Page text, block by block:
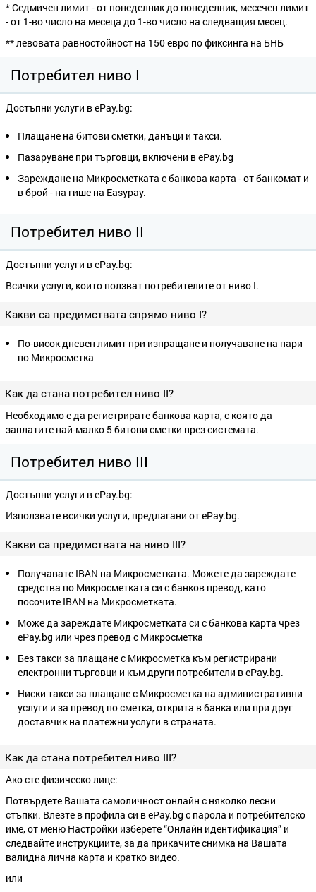
* Седмичен лимит - от понеделник до понеделник, месечен лимит
- от 1-во число на месеца до 1-во число на следващия месец.
** левовата равностойност на 150 евро по фиксинга на БНБ
Потребител ниво I
Достъпни услуги в ePay.bg:
Плащане на битови сметки, данъци и такси.
Пазаруване при търговци, включени в ePay.bg
Зареждане на Микросметката с банкова карта - от банкомат и
в брой - на гише на Easypay.
Потребител ниво II
Достъпни услуги в ePay.bg:
Всички услуги, които ползват потребителите от ниво I.
Какви са предимствата спрямо ниво I?
По-висок дневен лимит при изпращане и получаване на пари
по Микросметка
Как да стана потребител ниво II?
Необходимо е да регистрирате банкова карта, с която да
заплатите най-малко 5 битови сметки през системата.
Потребител ниво III
Достъпни услуги в ePay.bg:
Използвате всички услуги, предлагани от ePay.bg.
Какви са предимствата на ниво III?
Получавате IBAN на Микросметката. Можете да зареждате
средства по Микросметката си с банков превод, като
посочите IBAN на Микросметката.
Може да зареждате Микросметката си с банкова карта чрез
еPay.bg или чрез превод с Микросметка
Без такси за плащане с Микросметка към регистрирани
електронни търговци и към други потребители в ePay.bg.
Ниски такси за плащане с Микросметка на административни
услуги и за превод по сметка, открита в банка или при друг
доставчик на платежни услуги в страната.
Как да стана потребител ниво III?
Ако сте физическо лице:
Потвърдете Вашата самоличност онлайн с няколко лесни
стъпки. Влезте в профила си в ePay.bg с парола и потребителско
име, от меню Настройки изберете “Онлайн идентификация” и
следвайте инструкциите, за да прикачите снимка на Вашата
валидна лична карта и кратко видео.
или